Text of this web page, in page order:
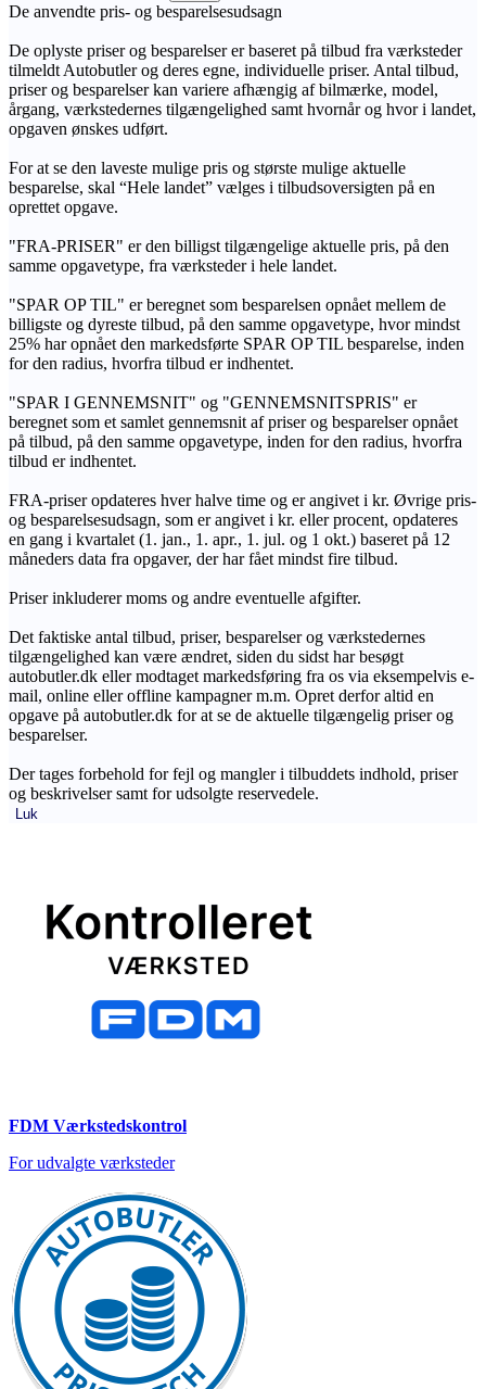
De anvendte pris- og besparelsesudsagn
De oplyste priser og besparelser er baseret på tilbud fra værksteder
tilmeldt Autobutler og deres egne, individuelle priser. Antal tilbud,
priser og besparelser kan variere afhængig af bilmærke, model,
årgang, værkstedernes tilgængelighed samt hvornår og hvor i landet,
opgaven ønskes udført.
For at se den laveste mulige pris og største mulige aktuelle
besparelse, skal “Hele landet” vælges i tilbudsoversigten på en
oprettet opgave.
"FRA-PRISER" er den billigst tilgængelige aktuelle pris, på den
samme opgavetype, fra værksteder i hele landet.
"SPAR OP TIL" er beregnet som besparelsen opnået mellem de
billigste og dyreste tilbud, på den samme opgavetype, hvor mindst
25% har opnået den markedsførte SPAR OP TIL besparelse, inden
for den radius, hvorfra tilbud er indhentet.
"SPAR I GENNEMSNIT" og "GENNEMSNITSPRIS" er
beregnet som et samlet gennemsnit af priser og besparelser opnået
på tilbud, på den samme opgavetype, inden for den radius, hvorfra
tilbud er indhentet.
FRA-priser opdateres hver halve time og er angivet i kr. Øvrige pris-
og besparelsesudsagn, som er angivet i kr. eller procent, opdateres
en gang i kvartalet (1. jan., 1. apr., 1. jul. og 1 okt.) baseret på 12
måneders data fra opgaver, der har fået mindst fire tilbud.
Priser inkluderer moms og andre eventuelle afgifter.
Det faktiske antal tilbud, priser, besparelser og værkstedernes
tilgængelighed kan være ændret, siden du sidst har besøgt
autobutler.dk eller modtaget markedsføring fra os via eksempelvis e-
mail, online eller offline kampagner m.m. Opret derfor altid en
opgave på autobutler.dk for at se de aktuelle tilgængelig priser og
besparelser.
Der tages forbehold for fejl og mangler i tilbuddets indhold, priser
og beskrivelser samt for udsolgte reservedele.
Luk
FDM Værkstedskontrol
For udvalgte værksteder